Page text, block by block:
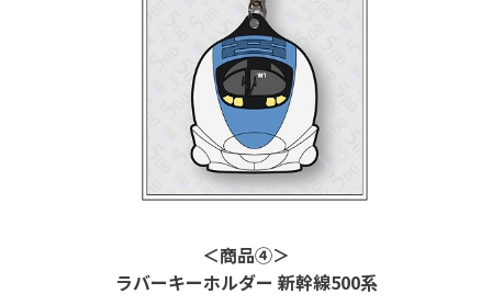
＜商品④＞
ラバーキーホルダー 新幹線500系